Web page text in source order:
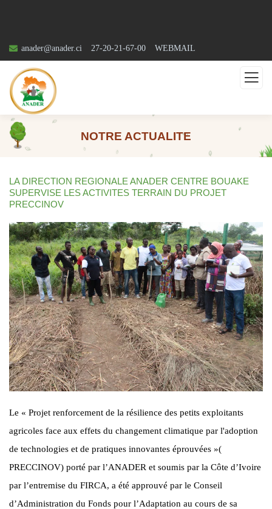
anader@anader.ci 27-20-21-67-00 WEBMAIL
NOTRE ACTUALITE
LA DIRECTION REGIONALE ANADER CENTRE BOUAKE
SUPERVISE LES ACTIVITES TERRAIN DU PROJET
PRECCINOV
Le « Projet renforcement de la résilience des petits exploitants
agricoles face aux effets du changement climatique par l'adoption
de technologies et de pratiques innovantes éprouvées »(
PRECCINOV) porté par l’ANADER et soumis par la Côte d’Ivoire
par l’entremise du FIRCA, a été approuvé par le Conseil
d’Administration du Fonds pour l’Adaptation au cours de sa